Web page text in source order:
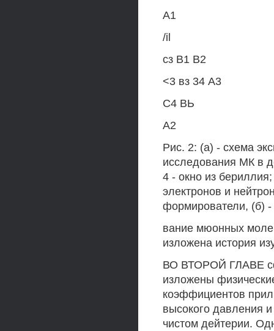
А1
/il
сз В1 В2
<3 вз 34 A3
С4 ВЬ
А2
Рис. 2: (а) - схема
исследования МК в
4 - окно из
электронов и
формирователи, (б) -
вание мюонных
изложена история
ВО ВТОРОЙ ГЛАВЕ
изложены
коэффициентов
высокого давления
чистом дейтерии.